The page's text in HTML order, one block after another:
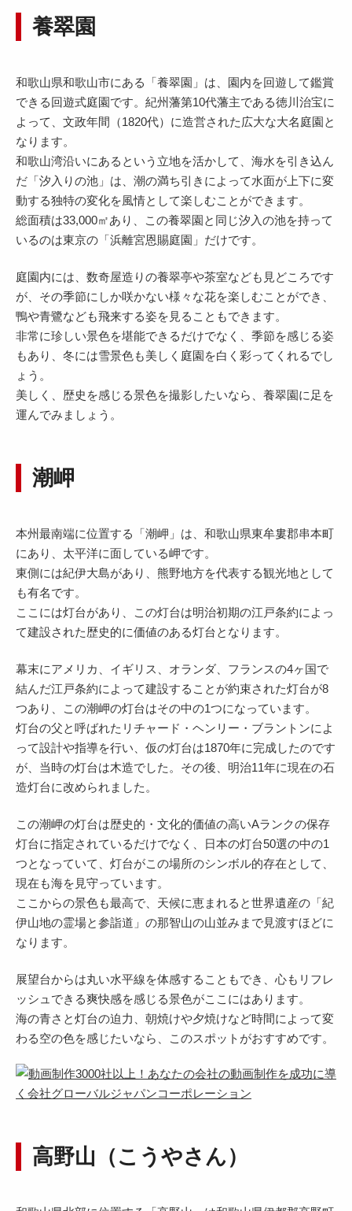
養翠園
和歌山県和歌山市にある「養翠園」は、園内を回遊して鑑賞
できる回遊式庭園です。紀州藩第10代藩主である徳川治宝に
よって、文政年間（1820代）に造営された広大な大名庭園と
なります。
和歌山湾沿いにあるという立地を活かして、海水を引き込ん
だ「汐入りの池」は、潮の満ち引きによって水面が上下に変
動する独特の変化を風情として楽しむことができます。
総面積は33,000㎡あり、この養翠園と同じ汐入の池を持って
いるのは東京の「浜離宮恩賜庭園」だけです。
庭園内には、数奇屋造りの養翠亭や茶室なども見どころです
が、その季節にしか咲かない様々な花を楽しむことができ、
鴨や青鷺なども飛来する姿を見ることもできます。
非常に珍しい景色を堪能できるだけでなく、季節を感じる姿
もあり、冬には雪景色も美しく庭園を白く彩ってくれるでし
ょう。
美しく、歴史を感じる景色を撮影したいなら、養翠園に足を
運んでみましょう。
潮岬
本州最南端に位置する「潮岬」は、和歌山県東牟婁郡串本町
にあり、太平洋に面している岬です。
東側には紀伊大島があり、熊野地方を代表する観光地として
も有名です。
ここには灯台があり、この灯台は明治初期の江戸条約によっ
て建設された歴史的に価値のある灯台となります。
幕末にアメリカ、イギリス、オランダ、フランスの4ヶ国で
結んだ江戸条約によって建設することが約束された灯台が8
つあり、この潮岬の灯台はその中の1つになっています。
灯台の父と呼ばれたリチャード・ヘンリー・ブラントンによ
って設計や指導を行い、仮の灯台は1870年に完成したのです
が、当時の灯台は木造でした。その後、明治11年に現在の石
造灯台に改められました。
この潮岬の灯台は歴史的・文化的価値の高いAランクの保存
灯台に指定されているだけでなく、日本の灯台50選の中の1
つとなっていて、灯台がこの場所のシンボル的存在として、
現在も海を見守っています。
ここからの景色も最高で、天候に恵まれると世界遺産の「紀
伊山地の霊場と参詣道」の那智山の山並みまで見渡すほどに
なります。
展望台からは丸い水平線を体感することもでき、心もリフレ
ッシュできる爽快感を感じる景色がここにはあります。
海の青さと灯台の迫力、朝焼けや夕焼けなど時間によって変
わる空の色を感じたいなら、このスポットがおすすめです。
高野山（こうやさん）